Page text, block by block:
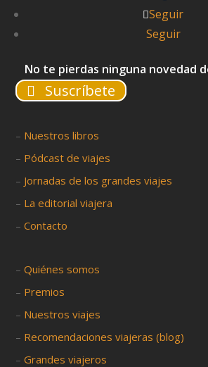
Seguir
Seguir
No te pierdas ninguna novedad
Suscríbete
– Nuestros libros
– Pódcast de viajes
– Jornadas de los grandes viajes
– La editorial viajera
–Contacto
–Quiénes somos
– Premios
– Nuestros viajes
– Recomendaciones viajeras (blog)
–Grandes viajeros
NOTA A LOS USUARIOS: Utilizamos
fines estadísticos como casi todas
¿Nos autorizas?